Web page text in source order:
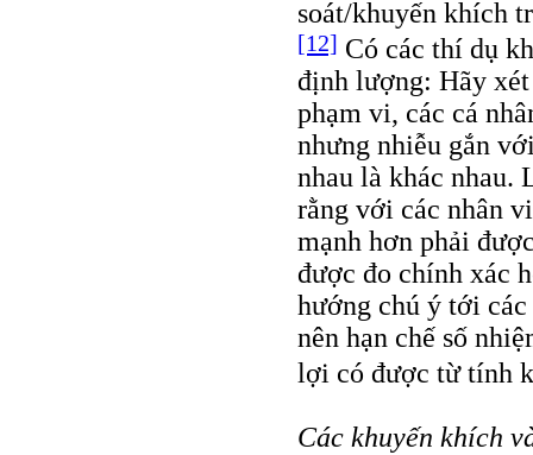
soát/khuyến khích
[12] Có các thí dụ
định lượng: Hãy
phạm vi, các cá
nhưng nhiễu gắn
nhau là khác nhau.
rằng với các nhân
mạnh hơn phải
được đo chính xác
hướng chú ý tới
nên hạn chế số
lợi có được từ tính
Các khuyến khích